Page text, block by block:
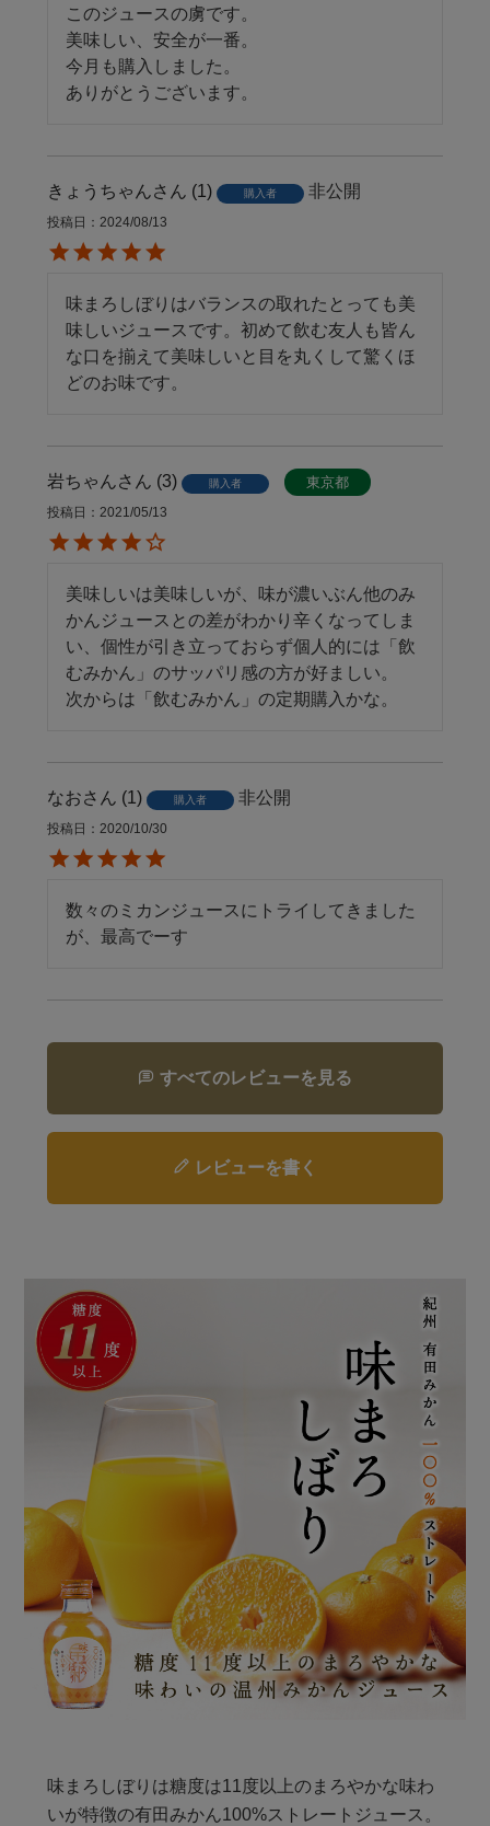
このジュースの虜です。
美味しい、安全が一番。
今月も購入しました。
ありがとうございます。
きょうちゃん 1 購入者 非公開
投稿日 2024/08/13
味まろしぼりはバランスの取れたとっても美
味しいジュースです。初めて飲む友人も皆ん
な口を揃えて美味しいと目を丸くして驚くほ
どのお味です。
岩ちゃん 3 購入者 東京都
投稿日 2021/05/13
美味しいは美味しいが、味が濃いぶん他のみ
かんジュースとの差がわかり辛くなってしま
い、個性が引き立っておらず個人的には「飲
むみかん」のサッパリ感の方が好ましい。
次からは「飲むみかん」の定期購入かな。
なお 1 購入者 非公開
投稿日 2020/10/30
数々のミカンジュースにトライしてきました
が、最高でーす
すべてのレビューを見る
レビューを書く
味まろしぼりは糖度は11度以上のまろやかな味わ
いが特徴の有田みかん100%ストレートジュース。